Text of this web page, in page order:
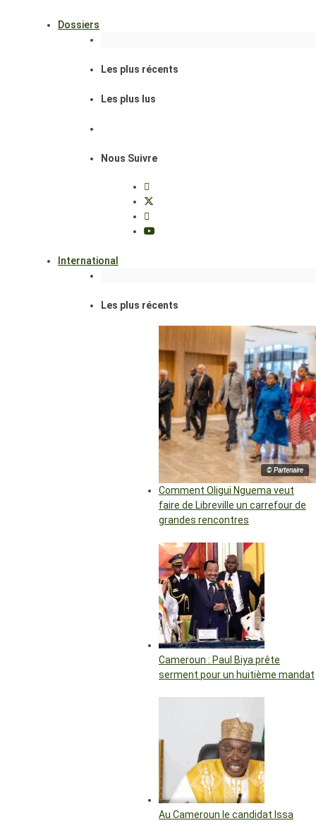
Dossiers
Les plus récents
Les plus lus
Nous Suivre
International
Les plus récents
© Partenaire
Comment Oligui Nguema veut
faire de Libreville un carrefour de
grandes rencontres
Cameroun : Paul Biya prête
serment pour un huitième mandat
Au Cameroun le candidat Issa